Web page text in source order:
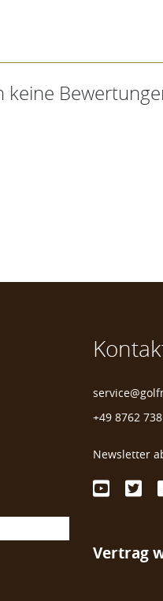
+49 8762
Newsletter
Vertrag